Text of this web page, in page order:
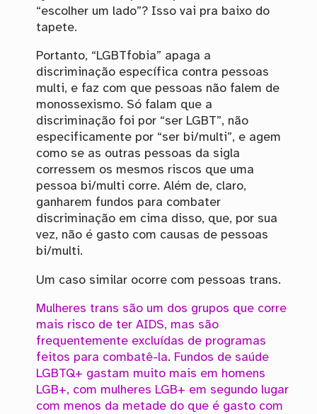
“escolher um lado”? Isso vai pra baixo do
tapete.
Portanto, “LGBTfobia” apaga a
discriminação específica contra pessoas
multi, e faz com que pessoas não falem de
monossexismo. Só falam que a
discriminação foi por “ser LGBT”, não
especificamente por “ser bi/multi”, e agem
como se as outras pessoas da sigla
corressem os mesmos riscos que uma
pessoa bi/multi corre. Além de, claro,
ganharem fundos para combater
discriminação em cima disso, que, por sua
vez, não é gasto com causas de pessoas
bi/multi.
Um caso similar ocorre com pessoas trans.
Mulheres trans são um dos grupos que corre
mais risco de ter AIDS, mas são
frequentemente excluídas de programas
feitos para combatê-la. Fundos de saúde
LGBTQ+ gastam muito mais em homens
LGB+, com mulheres LGB+ em segundo lugar
com menos da metade do que é gasto com